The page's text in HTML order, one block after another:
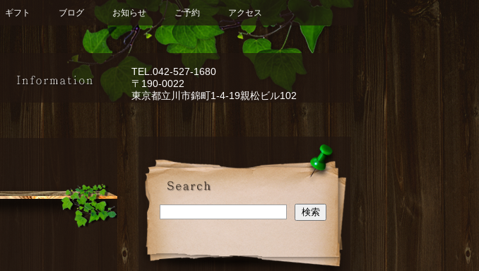
TEL.042-527-1680
〒190-0022
東京都立川市錦町1-4-19親松ビル102
ギフト ブログ お知らせ ご予約 アクセス